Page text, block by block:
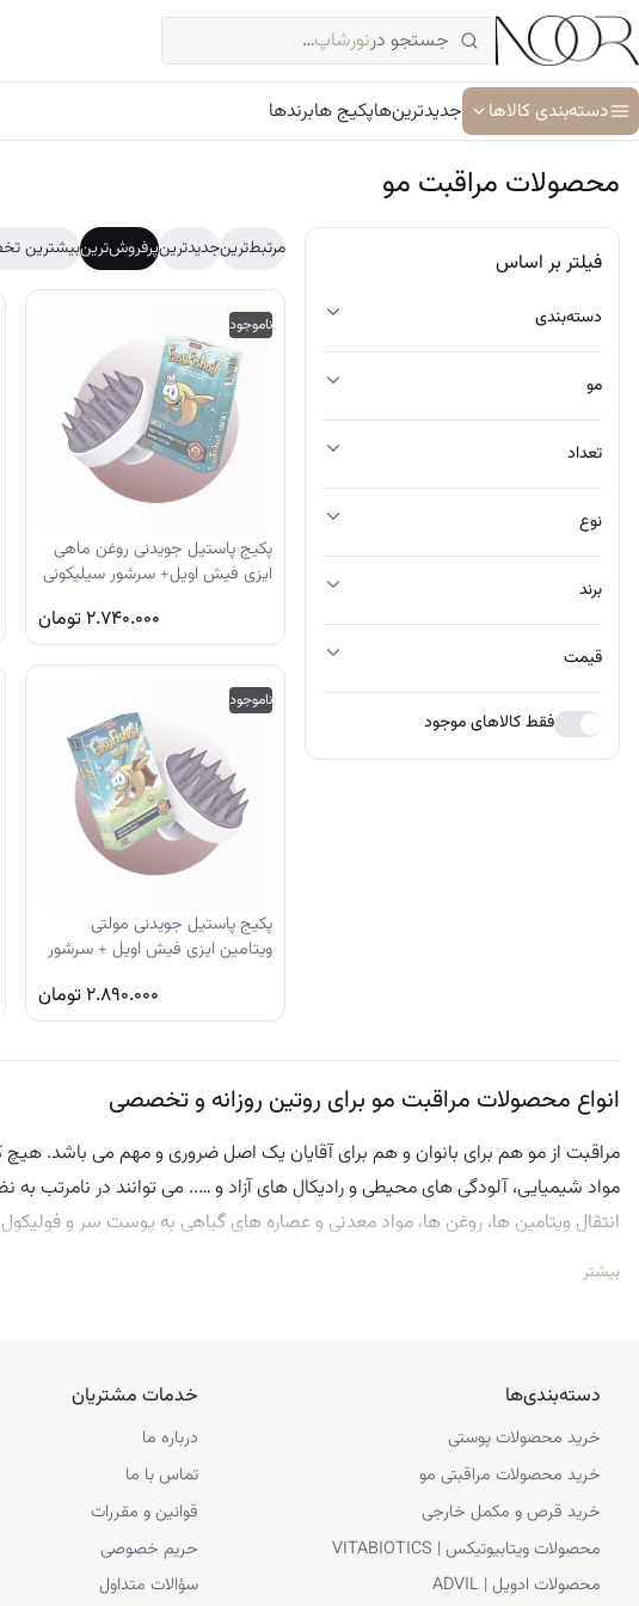
رفتن
به
محتوا
جستجو درنورشاپ…
دسته‌بندی کالاها
جوان کننده و ضد پیری پوست
شوینده پوست و صورت
ضد آفتاب
کرم ضد لک
جدیدترین‌هاپکیج هابرندها
محصولات مراقبت مو
فیلتر بر اساس
دسته‌بندی
مو
تعداد
نوع
برند
قیمت
فقط کالاهای موجود
مرتبط‌ترینجدیدترینپرفروش‌ترینبیشترین
ناموجود
پکیج پاستیل جویدنی روغن ماهی
ایزی فیش اویل+ سرشور سیلیکونی
۲.۷۴۰.۰۰۰ تومان
ناموجود
پکیج پاستیل جویدنی مولتی
ویتامین ایزی فیش اویل + سرشور
۲.۸۹۰.۰۰۰ تومان
14
15
انواع محصولات مراقبت مو برای روتین روزانه و تخصصی
مراقبت از مو هم برای بانوان و هم برای آقایان یک اصل ضروری و مهم می باشد.
مواد شیمیایی، آلودگی های محیطی و رادیکال های آزاد و ….. می توانند در نامرتب به
انتقال ویتامین ها، روغن ها، مواد معدنی و عصاره های گیاهی به پوست سر و
بافت و ظاهر کلی مو نیز منجر می شود. محصولات مراقبت از مو انواع و اقسام
بیشتر
دسته‌بندی‌ها
خرید محصولات پوستی
خرید محصولات مراقبتی مو
خرید قرص و مکمل خارجی
محصولات ویتابیوتیکس | VITABIOTICS
محصولات ادویل | ADVIL
خدمات مشتریان
درباره ما
تماس با ما
قوانین و مقررات
حریم خصوصی
سؤالات متداول